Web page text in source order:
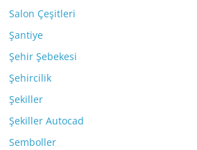
Salon Çeşitleri
Şantiye
Şehir Şebekesi
Şehircilik
Şekiller
Şekiller Autocad
Semboller